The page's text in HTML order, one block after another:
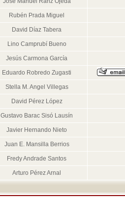
Rubén Prada Miguel
David Díaz Tabera
Lino Camprubí Bueno
Jesús Carmona García
Eduardo Robredo Zugasti
Stella M. Angel Villegas
David Pérez López
Gustavo Barac Sisó Lausín
Javier Hernando Nieto
Juan E. Mansilla Berrios
Fredy Andrade Santos
Arturo Pérez Arnal